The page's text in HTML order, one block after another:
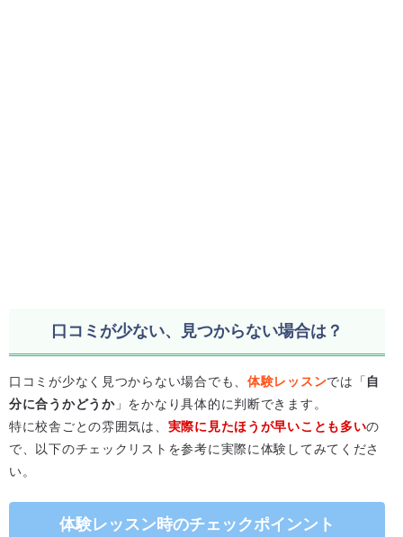
口コミが少ない、見つからない場合は？
口コミが少なく見つからない場合でも、 体験レッスンでは「 自
分に合うかどうか」をかなり具体的に判断できます。
特に校舎ごとの雰囲気は、 実際に見たほうが早いことも多いの
で、以下のチェックリストを参考に実際に体験してみてくださ
い。
体験レッスン時のチェックポインント